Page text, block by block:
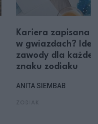
Kariera zapisana
w gwiazdach?
zawody dla
znaku zodiaku
ANITA SIEMBAB